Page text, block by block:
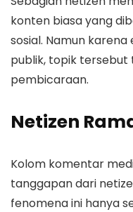
konten biasa yang
sosial. Namun
publik, topik tersebut
pembicaraan.
Netizen
Kolom komentar
tanggapan dari
fenomena ini hanya